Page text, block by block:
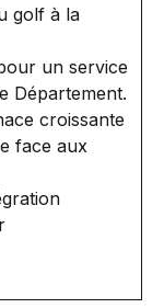
golf à la
un service
Département.
croissante
face aux